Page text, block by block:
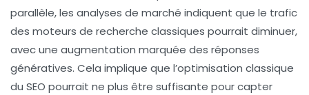
parallèle, les analyses de marché indiquent que le trafic
des moteurs de recherche classiques pourrait diminuer,
avec une augmentation marquée des réponses
génératives. Cela implique que l’optimisation classique
du SEO pourrait ne plus être suffisante pour capter